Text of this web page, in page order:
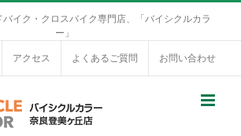
イク・クロスバイク専門店、「バイシクルカラ
ー」
アクセス よくあるご質問 お問い合わせ